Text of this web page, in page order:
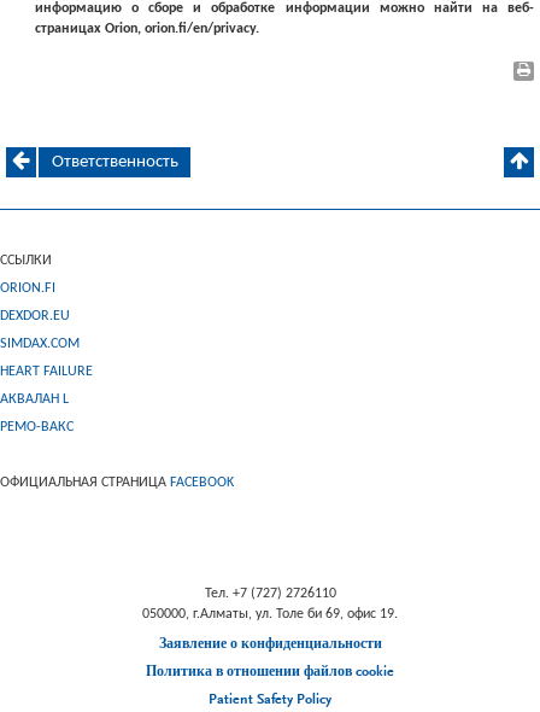
информацию о сборе и обработке информации можно найти на веб-
страницах Orion, orion.fi/en/privacy.
Ответственность
ССЫЛКИ
ORION.FI
DEXDOR.EU
SIMDAX.COM
HEART FAILURE
АКВАЛАН L
РЕМО-ВАКС
ОФИЦИАЛЬНАЯ СТРАНИЦА FACEBOOK
Тел. +7 (727) 2726110
050000, г.Алматы, ул. Толе би 69, офис 19.
Заявление о конфиденциальности
Политика в отношении файлов cookie
Patient Safety Policy